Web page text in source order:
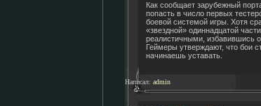
Как сообщает зарубежный
попасть в число первых
боевой системой игры. Хотя
«звездной» одиннадцатой
реалистичными, избавившись
Геймеры утверждают, что бои
начинаешь уставать.
Написал: admin